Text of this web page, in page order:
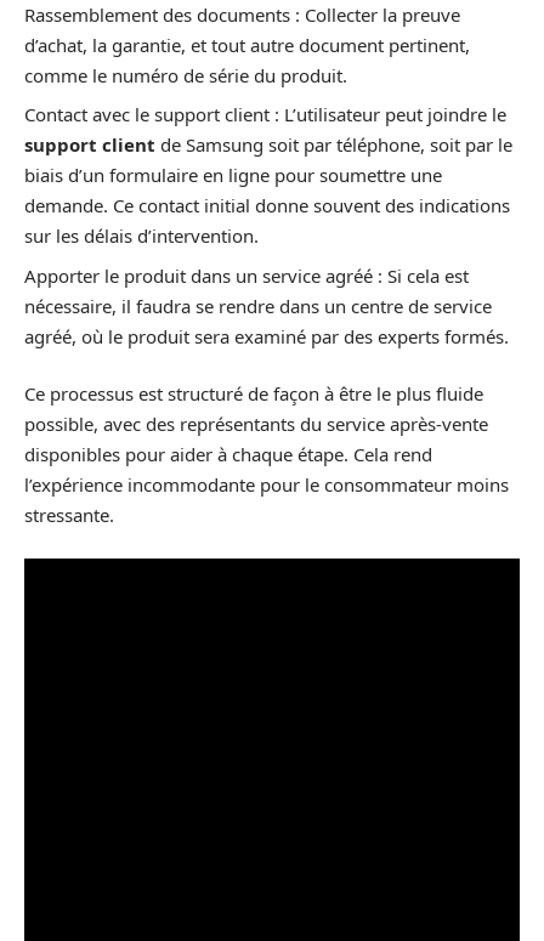
Rassemblement des documents : Collecter la preuve
d’achat, la garantie, et tout autre document pertinent,
comme le numéro de série du produit.
Contact avec le support client : L’utilisateur peut joindre le
support client de Samsung soit par téléphone, soit par le
biais d’un formulaire en ligne pour soumettre une
demande. Ce contact initial donne souvent des indications
sur les délais d’intervention.
Apporter le produit dans un service agréé : Si cela est
nécessaire, il faudra se rendre dans un centre de service
agréé, où le produit sera examiné par des experts formés.
Ce processus est structuré de façon à être le plus fluide
possible, avec des représentants du service après-vente
disponibles pour aider à chaque étape. Cela rend
l’expérience incommodante pour le consommateur moins
stressante.